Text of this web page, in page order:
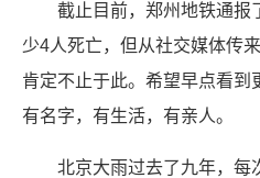
截止目前，郑州地铁通报
少4人死亡，但从社交媒体传
肯定不止于此。希望早点看
有名字，有生活，有亲人。
北京大雨过去了九年，每